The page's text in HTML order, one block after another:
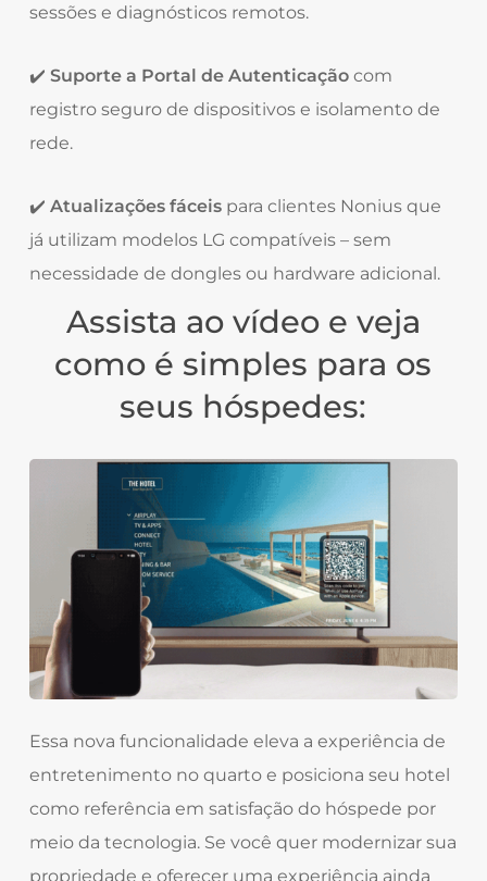
sessões e diagnósticos remotos.
✔️ Suporte a Portal de Autenticaçãocom
registro seguro de dispositivos e isolamento de
rede.
✔️ Atualizações fáceispara clientes Nonius que
já utilizam modelos LG compatíveis – sem
necessidade de dongles ou hardware adicional.
Assista ao vídeo e veja
como é simples para os
seus hóspedes:
Essa nova funcionalidade eleva a experiência de
entretenimento no quarto e posiciona seu hotel
como referência em satisfação do hóspede por
meio da tecnologia. Se você quer modernizar sua
propriedade e oferecer uma experiência ainda